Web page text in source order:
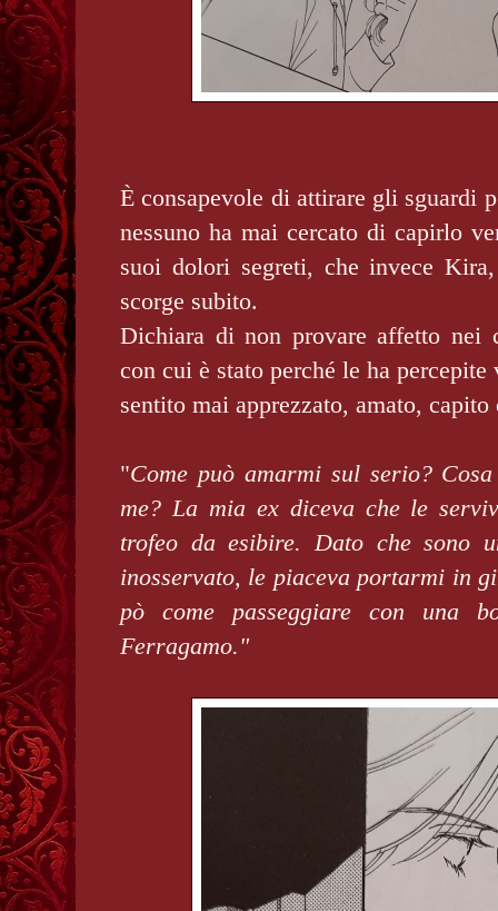
È consapevole di attirare gli sguardi
nessuno ha mai cercato di capirlo
suoi dolori segreti, che invece
scorge subito.
Dichiara di non provare affetto nei
con cui è stato perché le ha
sentito mai apprezzato, amato,
"Come può amarmi sul serio?
me? La mia ex diceva che le
trofeo da esibire. Dato che sono
inosservato, le piaceva portarmi in
pò come passeggiare con una
Ferragamo."